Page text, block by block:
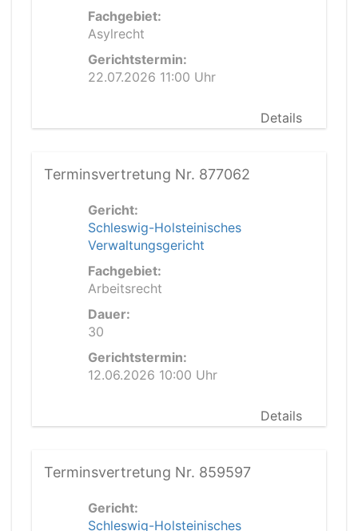
Fachgebiet:
Asylrecht
Gerichtstermin:
22.07.2026 11:00 Uhr
Details
Terminsvertretung Nr. 877062
Gericht:
Schleswig-Holsteinisches
Verwaltungsgericht
Fachgebiet:
Arbeitsrecht
Dauer:
30
Gerichtstermin:
12.06.2026 10:00 Uhr
Details
Terminsvertretung Nr. 859597
Gericht:
Schleswig-Holsteinisches